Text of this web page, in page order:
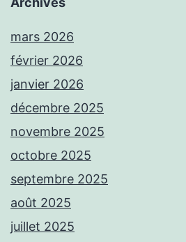
mars 2026
février 2026
janvier 2026
décembre 2025
novembre 2025
octobre 2025
septembre 2025
août 2025
juillet 2025